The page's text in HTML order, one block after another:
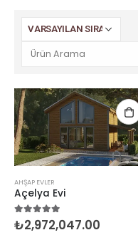
AHŞAP EVLER
Açelya Evi
5.005 üzerinden
₺2,972,047.00